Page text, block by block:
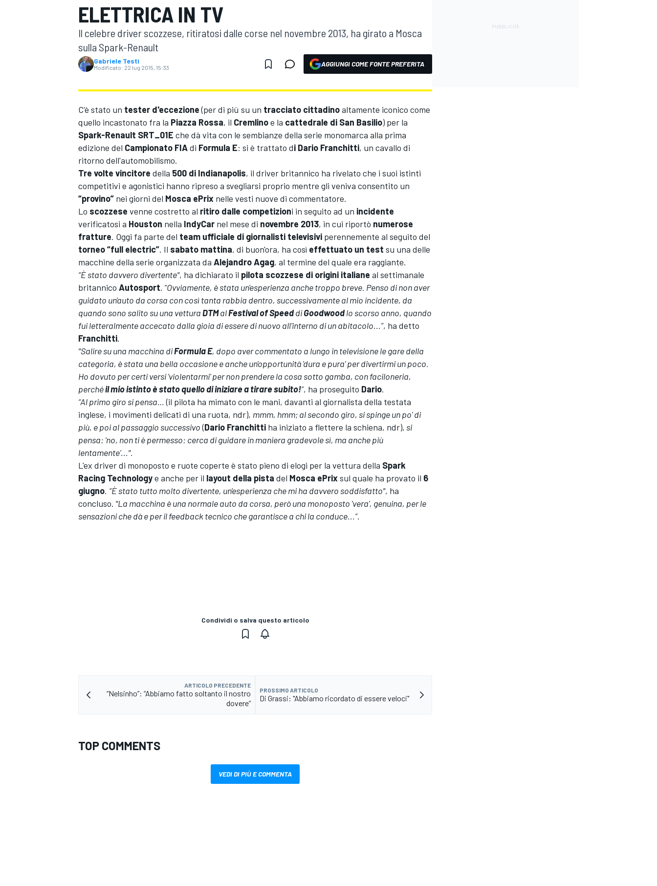
MOTOGP WEC
WRC
MONOPOSTO
ELETTRICA IN TV
Il celebre driver scozzese, ritiratosi dalle corse nel novembre 2013, ha girato a Mosca
sulla Spark-Renault
Gabriele Testi
Modificato: 22 lug 2015, 15:33 AGGIUNGI COME FONTE PREFERITA
C'è stato un tester d'eccezione(per di più su un tracciato cittadinoaltamente iconico come
quello incastonato fra la Piazza Rossa, il Cremlinoe la cattedrale di San Basilio) per la
Spark-Renault SRT_01E che dà vita con le sembianze della serie monomarca alla prima
edizione del Campionato FIAdi Formula E: si è trattato di Dario Franchitti, un cavallo di
ritorno dell'automobilismo.
Tre volte vincitore della 500 di Indianapolis, il driver britannico ha rivelato che i suoi istinti
competitivi e agonistici hanno ripreso a svegliarsi proprio mentre gli veniva consentito un
“provino” nei giorni del Mosca ePrix nelle vesti nuove di commentatore.
Lo scozzese venne costretto al ritiro dalle competizioni in seguito ad un incidente
verificatosi a Houston nella IndyCar nel mese di novembre 2013, in cui riportò numerose
fratture. Oggi fa parte del team ufficiale di giornalisti televisivi perennemente al seguito del
torneo “full electric”. Il sabato mattina, di buon'ora, ha così effettuato un test su una delle
macchine della serie organizzata da Alejandro Agag, al termine del quale era raggiante.
“È stato davvero divertente", ha dichiarato il pilota scozzese di origini italiane al settimanale
britannico Autosport. “Ovviamente, è stata un'esperienza anche troppo breve. Penso di non aver
guidato un'auto da corsa con così tanta rabbia dentro, successivamente al mio incidente, da
quando sono salito su una vetturaDTMalFestival of SpeeddiGoodwoodlo scorso anno, quando
fui letteralmente accecato dalla gioia di essere di nuovo all'interno di un abitacolo...”, ha detto
Franchitti.
"Salire su una macchina diFormula E, dopo aver commentato a lungo in televisione le gare della
categoria, è stata una bella occasione e anche un'opportunità 'dura e pura' per divertirmi un poco.
Ho dovuto per certi versi 'violentarmi' per non prendere la cosa sotto gamba, con faciloneria,
perchéil mio istinto è stato quello di iniziare a tirare subito!”, ha proseguito Dario.
“Al primo giro si pensa… (il pilota ha mimato con le mani, davanti al giornalista della testata
inglese, i movimenti delicati di una ruota, ndr), mmm, hmm; al secondo giro, si spinge un po' di
più, e poi al passaggio successivo(Dario Franchitti ha iniziato a flettere la schiena, ndr), si
pensa: 'no, non ti è permesso: cerca di guidare in maniera gradevole sì, ma anche più
lentamente'...".
L'ex driver di monoposto e ruote coperte è stato pieno di elogi per la vettura della Spark
Racing Technologye anche per il layout della pista del Mosca ePrixsul quale ha provato il 6
giugno. “È stato tutto molto divertente, un'esperienza che mi ha davvero soddisfatto", ha
concluso. "La macchina è una normale auto da corsa, però una monoposto 'vera', genuina, per le
sensazioni che dà e per il feedback tecnico che garantisce a chi la conduce...”.
Condividi o salva questo articolo
ARTICOLO PRECEDENTE
“Nelsinho”: “Abbiamo fatto soltanto il nostro
dovere”
PROSSIMO ARTICOLO
Di Grassi: "Abbiamo ricordato di essere veloci"
TOP COMMENTS
VEDI DI PIÙ E COMMENTA